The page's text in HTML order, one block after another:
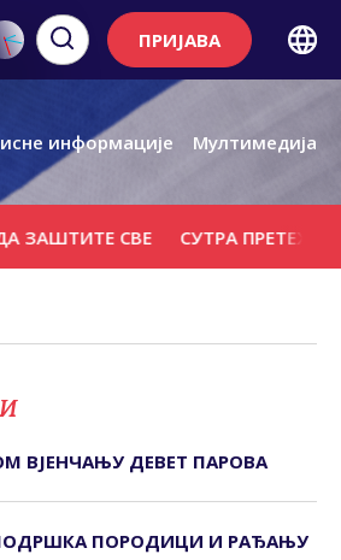
ПРИЈАВА
информације Мултимедија
СВЕ СУТРА ПРЕТЕЖНО
ВЈЕНЧАЊУ ДЕВЕТ ПАРОВА
ПОРОДИЦИ И РАЂАЊУ